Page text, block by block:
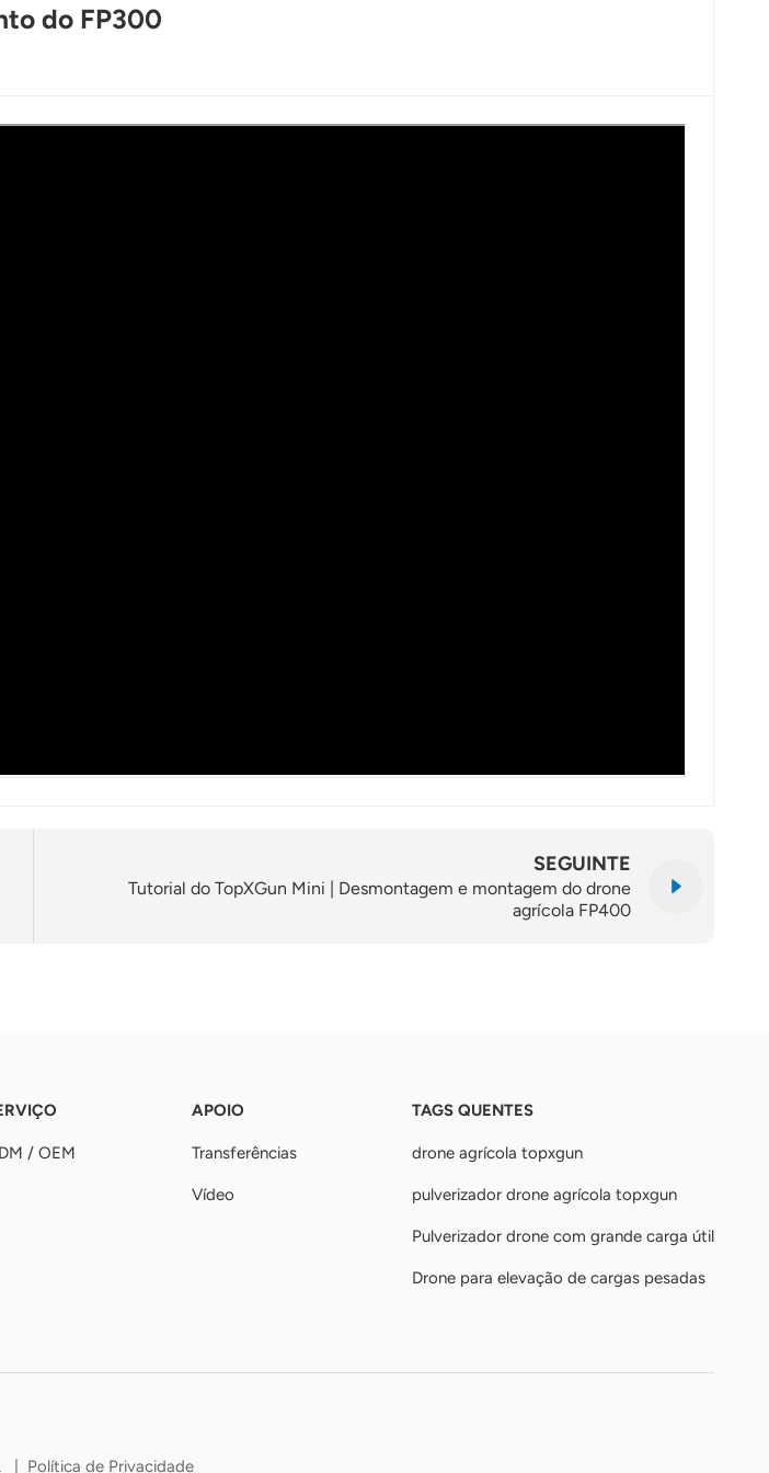
do FP300
SEGUINTE
Tutorial do TopXGun Mini | Desmontagem e montagem do drone
agrícola FP400
/ OEM
APOIO
Transferências
Vídeo
TAGS QUENTES
drone agrícola topxgun
pulverizador drone agrícola topxgun
Pulverizador drone com grande carga útil
Drone para elevação de cargas pesadas
Política de Privacidade